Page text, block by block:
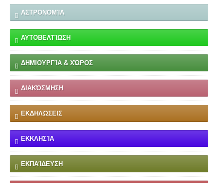
ΑΣΤΡΟΝΟΜΊΑ
ΑΥΤΟΒΕΛΤΊΩΣΗ
ΔΗΜΙΟΥΡΓΊΑ & ΧΏΡΟΣ
ΔΙΑΚΌΣΜΗΣΗ
ΕΚΔΗΛΏΣΕΙΣ
ΕΚΚΛΗΣΊΑ
ΕΚΠΑΊΔΕΥΣΗ